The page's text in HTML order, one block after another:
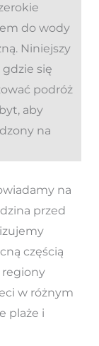
do wody
Niniejszy
się
podróż
aby
na
na
przed
częścią
regiony
w różnym
plaże i